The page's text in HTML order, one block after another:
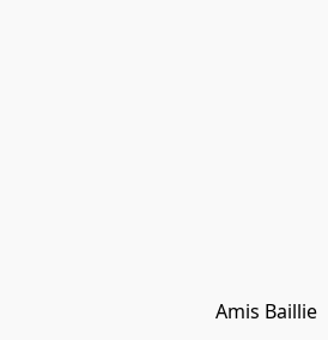
Amis Baillie